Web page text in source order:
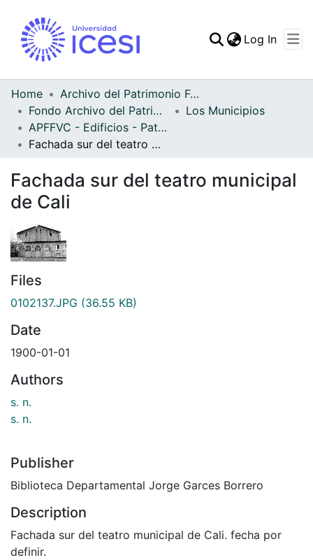
Statistics
Log In
Home
Archivo del Patrimonio Fotográfico y Fílmico del Valle del Cauca
Fondo Archivo del Patrimonio Fotográfico y Fílmico del Valle del Cauca
Los Municipios
APFFVC - Edificios - Patrimonial
Fachada sur del teatro municipal de Cali
Fachada sur del teatro municipal
de Cali
Files
0102137.JPG (36.55 KB)
Date
1900-01-01
Authors
s. n.
s. n.
Publisher
Biblioteca Departamental Jorge Garces Borrero
Description
Fachada sur del teatro municipal de Cali. fecha por
definir.